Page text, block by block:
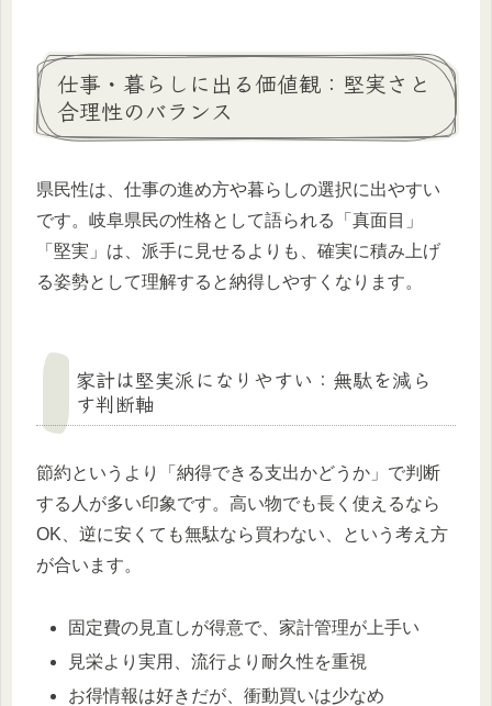
仕事・暮らしに出る価値観：堅実さと
合理性のバランス
県民性は、仕事の進め方や暮らしの選択に出やすい
です。岐阜県民の性格として語られる「真面目」
「堅実」は、派手に見せるよりも、確実に積み上げ
る姿勢として理解すると納得しやすくなります。
家計は堅実派になりやすい：無駄を減ら
す判断軸
節約というより「納得できる支出かどうか」で判断
する人が多い印象です。高い物でも長く使えるなら
OK、逆に安くても無駄なら買わない、という考え方
が合います。
固定費の見直しが得意で、家計管理が上手い
見栄より実用、流行より耐久性を重視
お得情報は好きだが、衝動買いは少なめ